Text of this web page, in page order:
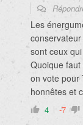
Les
sont ceux qui
Quoique faut
on vote pour
honnêtes et
4 -7